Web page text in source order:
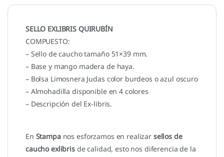
SELLO EXLIBRIS QUIRUBÍN
COMPUESTO:
– Sello de caucho tamaño 51×39 mm.
– Base y mango madera de haya.
– Bolsa Limosnera Judas color burdeos o azul oscuro
– Almohadilla disponible en 4 colores
– Descripción del Ex-libris.
En Stampanos esforzamos en realizar sellos de
caucho exlibrisde calidad, esto nos diferencia de la